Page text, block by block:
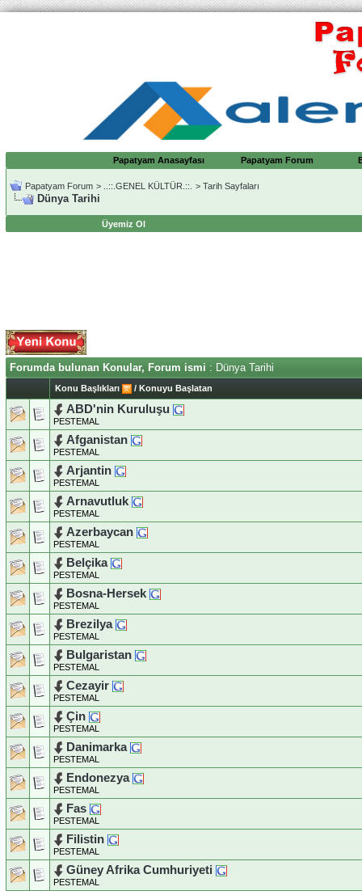
Papatyam Anasayfası Papatyam Forum
Papatyam Forum > ..::.GENEL KÜLTÜR.::. > Tarih Sayfaları
Dünya Tarihi
Üyemiz Ol
Forumda bulunan Konular, Forum ismi : Dünya Tarihi
Konu Başlıkları / Konuyu Başlatan
ABD'nin Kuruluşu
PESTEMAL
Afganistan
PESTEMAL
Arjantin
PESTEMAL
Arnavutluk
PESTEMAL
Azerbaycan
PESTEMAL
Belçika
PESTEMAL
Bosna-Hersek
PESTEMAL
Brezilya
PESTEMAL
Bulgaristan
PESTEMAL
Cezayir
PESTEMAL
Çin
PESTEMAL
Danimarka
PESTEMAL
Endonezya
PESTEMAL
Fas
PESTEMAL
Filistin
PESTEMAL
Güney Afrika Cumhuriyeti
PESTEMAL